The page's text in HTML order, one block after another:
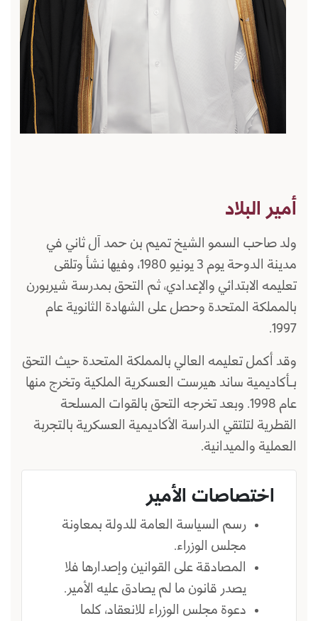
أمير البلاد
ولد صاحب السمو الشيخ تميم بن حمد آل ثاني في
مدينة الدوحة يوم 3 يونيو 1980، وفيها نشأ وتلقى
تعليمه الابتدائي والإعدادي، ثم التحق بمدرسة شيربورن
بالمملكة المتحدة وحصل على الشهادة الثانوية عام
1997.
وقد أكمل تعليمه العالي بالمملكة المتحدة حيث التحق
بـأكاديمية ساند هيرست العسكرية الملكية وتخرج منها
عام 1998. وبعد تخرجه التحق بالقوات المسلحة
القطرية لتلتقي الدراسة الأكاديمية العسكرية بالتجربة
العملية والميدانية.
اختصاصات الأمير
رسم السياسة العامة للدولة بمعاونة
مجلس الوزراء.
المصادقة على القوانين وإصدارها فلا
يصدر قانون ما لم يصادق عليه الأمير.
دعوة مجلس الوزراء للانعقاد، كلما